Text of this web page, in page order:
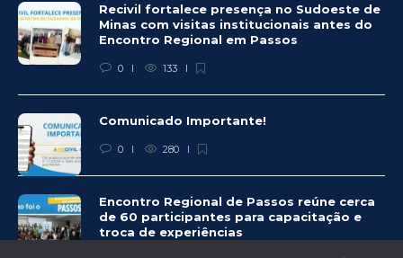
Recivil fortalece presença no Sudoeste de
Minas com visitas institucionais antes do
Encontro Regional em Passos
0 133
Comunicado Importante!
0 280
Encontro Regional de Passos reúne cerca
de 60 participantes para capacitação e
troca de experiências